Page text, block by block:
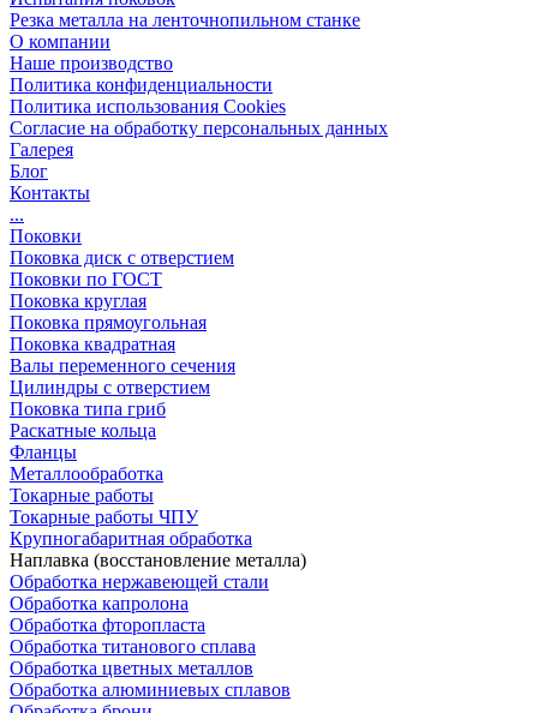
Резка металла на ленточнопильном станке
О компании
Наше производство
Политика конфиденциальности
Политика использования Cookies
Согласие на обработку персональных данных
Галерея
Блог
Контакты
...
Поковки
Поковка диск с отверстием
Поковки по ГОСТ
Поковка круглая
Поковка прямоугольная
Поковка квадратная
Валы переменного сечения
Цилиндры с отверстием
Поковка типа гриб
Раскатные кольца
Фланцы
Металлообработка
Токарные работы
Токарные работы ЧПУ
Крупногабаритная обработка
Наплавка (восстановление металла)
Обработка нержавеющей стали
Обработка капролона
Обработка фторопласта
Обработка титанового сплава
Обработка цветных металлов
Обработка алюминиевых сплавов